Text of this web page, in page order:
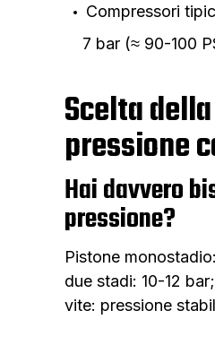
Compressori
7 bar (≈ 90-100
Scelta della
pressione
Hai davvero
pressione?
Pistone
due stadi: 10-12
vite: pressione